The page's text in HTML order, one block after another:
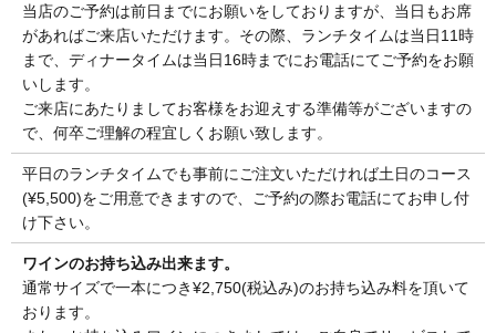
当店のご予約は前日までにお願いをしておりますが、当日もお席
があればご来店いただけます。その際、ランチタイムは当日11時
まで、ディナータイムは当日16時までにお電話にてご予約をお願
いします。
ご来店にあたりましてお客様をお迎えする準備等がございますの
で、何卒ご理解の程宜しくお願い致します。
平日のランチタイムでも事前にご注文いただければ土日のコース
(¥5,500)をご用意できますので、ご予約の際お電話にてお申し付
け下さい。
ワインのお持ち込み出来ます。
通常サイズで一本につき¥2,750(税込み)のお持ち込み料を頂いて
おります。